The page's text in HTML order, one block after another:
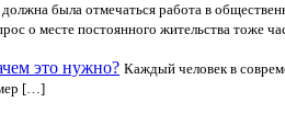
была отмечаться работа в
о месте постоянного жительства тоже
это нужно? Каждый человек в
[…]